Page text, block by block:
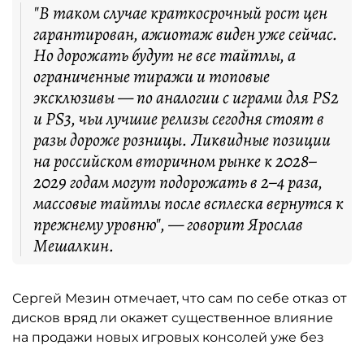
"В таком случае краткосрочный рост цен
гарантирован, ажиотаж виден уже сейчас.
Но дорожать будут не все тайтлы, а
ограниченные тиражи и топовые
эксклюзивы — по аналогии с играми для PS2
и PS3, чьи лучшие релизы сегодня стоят в
разы дороже розницы. Ликвидные позиции
на российском вторичном рынке к 2028–
2029 годам могут подорожать в 2–4 раза,
массовые тайтлы после всплеска вернутся к
прежнему уровню", — говорит Ярослав
Мешалкин.
Сергей Мезин отмечает, что сам по себе отказ от
дисков вряд ли окажет существенное влияние
на продажи новых игровых консолей уже без